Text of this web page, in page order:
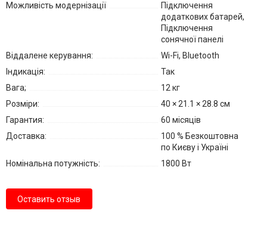
Можливість модернізації
Підключення
додаткових батарей,
Підключення
сонячної панелі
Віддалене керування:
Wi-Fi, Bluetooth
Індикація:
Так
Вага;
12 кг
Розміри:
40 × 21.1 × 28.8 см
Гарантия:
60 місяців
Доставка:
100 % Безкоштовна
по Києву і Україні
Номінальна потужність:
1800 Вт
Оставить отзыв